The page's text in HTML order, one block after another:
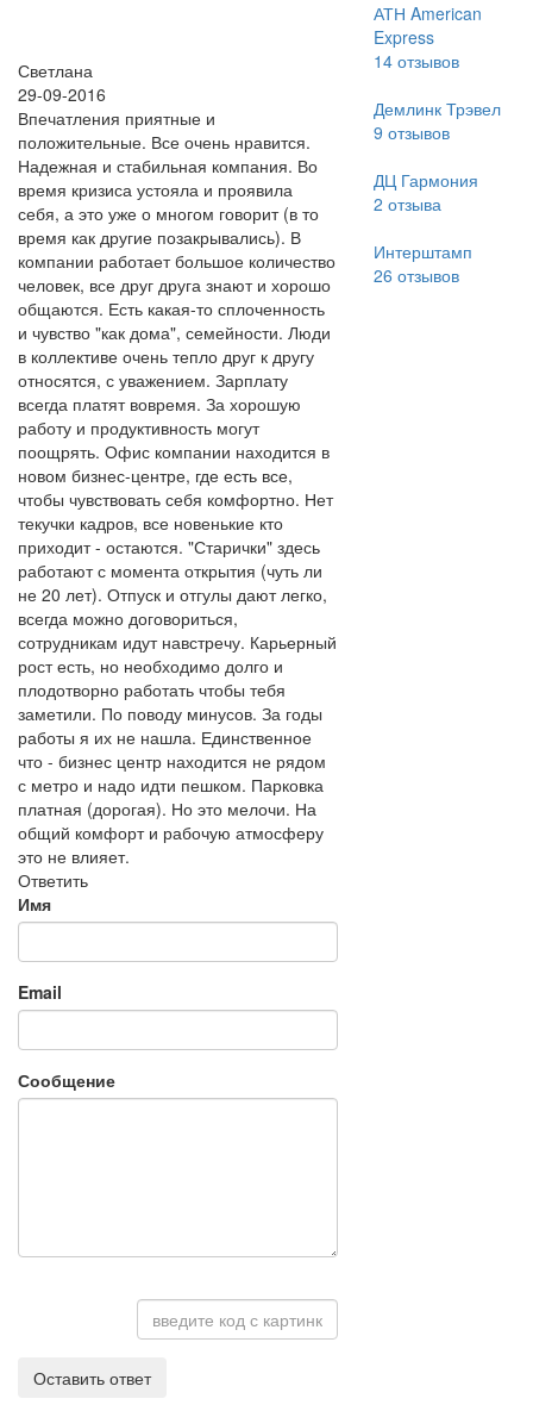
Светлана
29-09-2016
Впечатления приятные и
положительные. Все очень нравится.
Надежная и стабильная компания. Во
время кризиса устояла и проявила
себя, а это уже о многом говорит (в то
время как другие позакрывались). В
компании работает большое количество
человек, все друг друга знают и хорошо
общаются. Есть какая-то сплоченность
и чувство "как дома", семейности. Люди
в коллективе очень тепло друг к другу
относятся, с уважением. Зарплату
всегда платят вовремя. За хорошую
работу и продуктивность могут
поощрять. Офис компании находится в
новом бизнес-центре, где есть все,
чтобы чувствовать себя комфортно. Нет
текучки кадров, все новенькие кто
приходит - остаются. "Старички" здесь
работают с момента открытия (чуть ли
не 20 лет). Отпуск и отгулы дают легко,
всегда можно договориться,
сотрудникам идут навстречу. Карьерный
рост есть, но необходимо долго и
плодотворно работать чтобы тебя
заметили. По поводу минусов. За годы
работы я их не нашла. Единственное
что - бизнес центр находится не рядом
с метро и надо идти пешком. Парковка
платная (дорогая). Но это мелочи. На
общий комфорт и рабочую атмосферу
это не влияет.
Ответить
Имя
Email
Сообщение
Оставить ответ
АТН American
Express
14отзывов
Демлинк Трэвел
9 отзывов
ДЦ Гармония
2 отзыва
Интерштамп
26 отзывов